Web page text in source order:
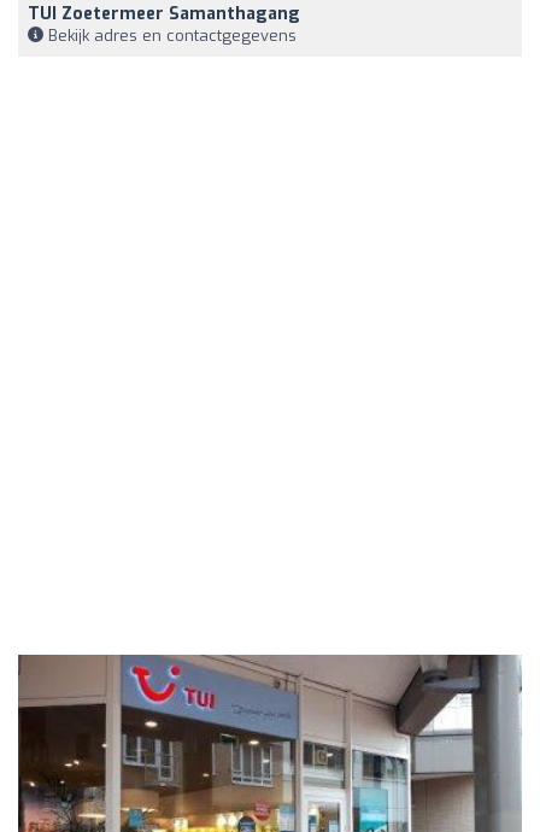
TUI Zoetermeer Samanthagang
Bekijk adres en contactgegevens